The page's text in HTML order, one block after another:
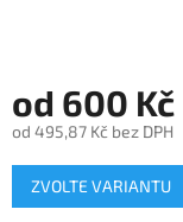
od 600 Kč
od 495,87 Kč bez DPH
Měrná
cena:
ZVOLTE VARIANTU